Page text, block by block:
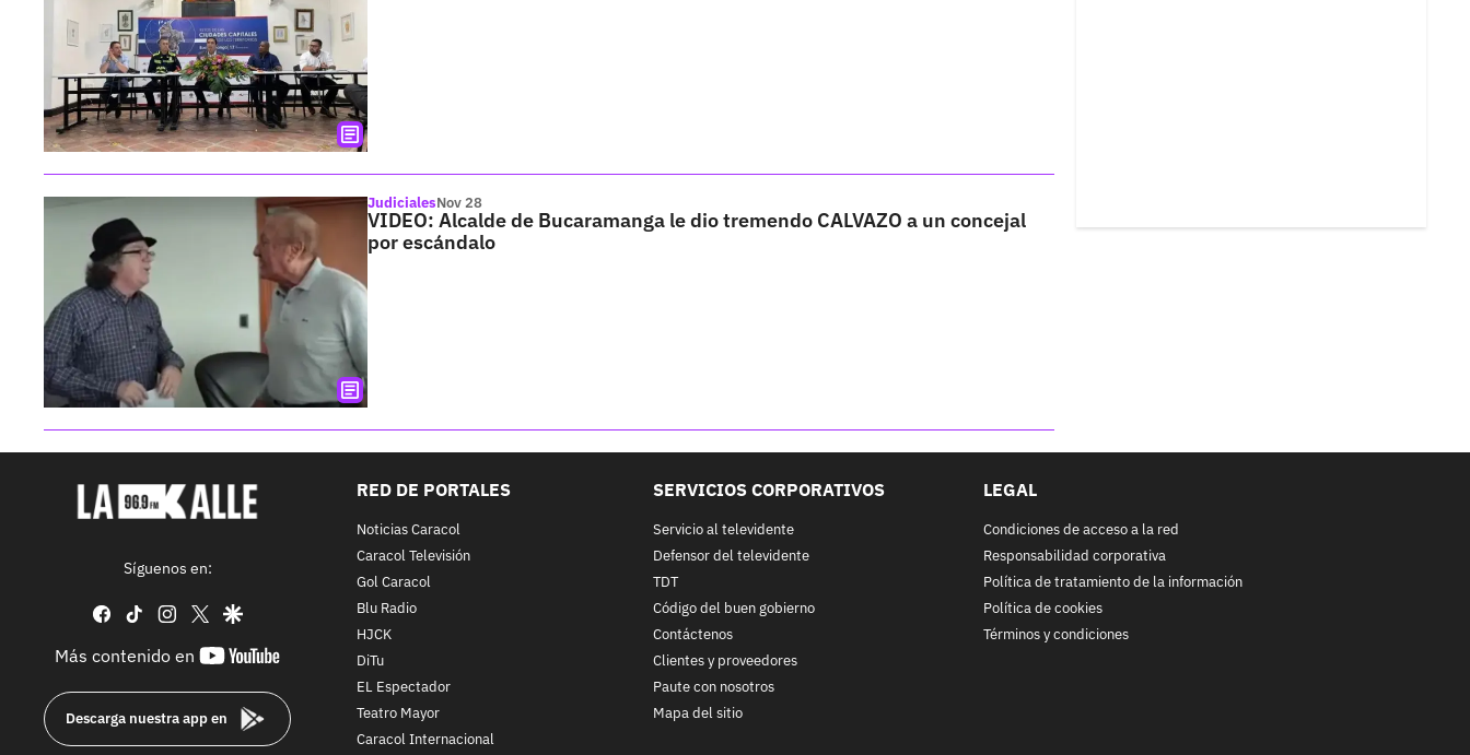
JudicialesNov 28
VIDEO: Alcalde de Bucaramanga le dio tremendo CALVAZO a un concejal
por escándalo
Síguenos en:
facebook
tiktok instagram
twittergoogle
Más contenido en
youtube-
Descarga nuestra app en
RED DE PORTALES
Noticias Caracol
Caracol Televisión
Gol Caracol
Blu Radio
HJCK
DiTu
EL Espectador
Teatro Mayor
Caracol Internacional
SERVICIOS CORPORATIVOS
Servicio al televidente
Defensor del televidente
TDT
Código del buen gobierno
Contáctenos
Clientes y proveedores
Paute con nosotros
Mapa del sitio
LEGAL
Condiciones de acceso a la red
Responsabilidad corporativa
Política de tratamiento de la información
Política de cookies
Términos y condiciones